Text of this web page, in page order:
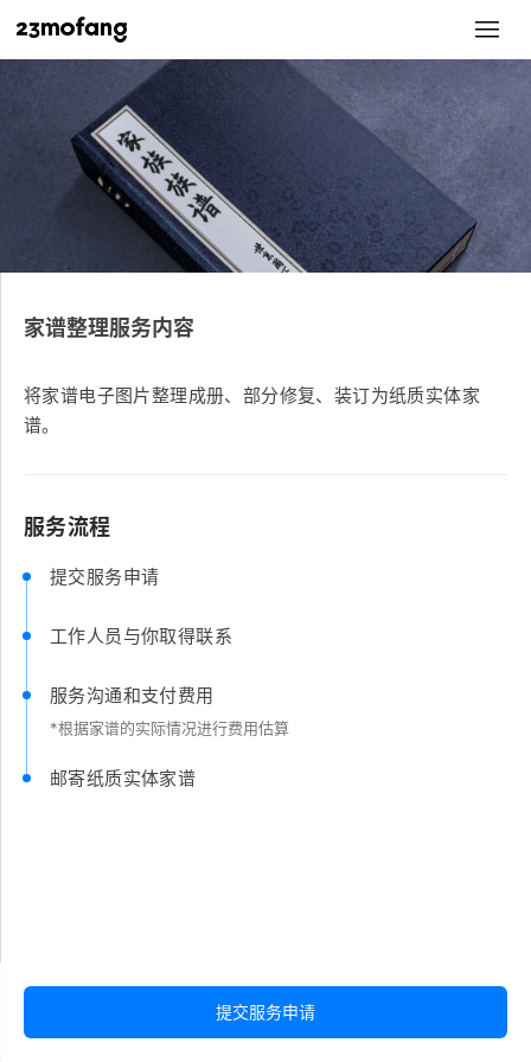
家谱整理服务内容
将家谱电子图片整理成册、部分修复、装订为纸质实体家
谱。
服务流程
提交服务申请
工作人员与你取得联系
服务沟通和支付费用
*根据家谱的实际情况进行费用估算
邮寄纸质实体家谱
提交服务申请